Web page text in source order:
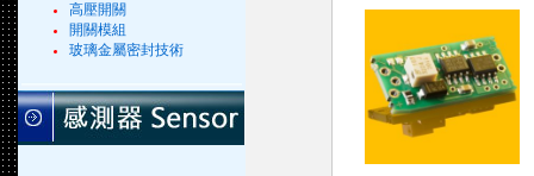
高壓開關
開關模組
玻璃金屬密封技術